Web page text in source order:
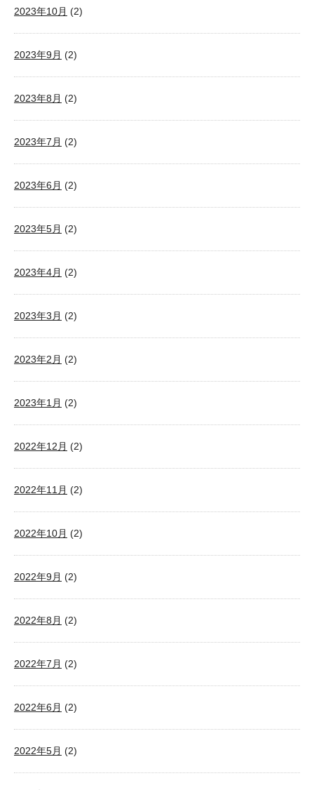
2023年10月 (2)
2023年9月 (2)
2023年8月 (2)
2023年7月 (2)
2023年6月 (2)
2023年5月 (2)
2023年4月 (2)
2023年3月 (2)
2023年2月 (2)
2023年1月 (2)
2022年12月 (2)
2022年11月 (2)
2022年10月 (2)
2022年9月 (2)
2022年8月 (2)
2022年7月 (2)
2022年6月 (2)
2022年5月 (2)